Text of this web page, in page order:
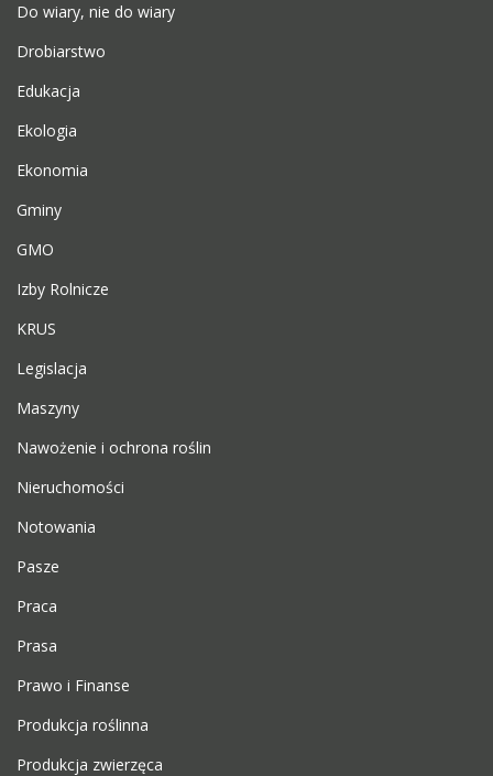
Do wiary, nie do wiary
Drobiarstwo
Edukacja
Ekologia
Ekonomia
Gminy
GMO
Izby Rolnicze
KRUS
Legislacja
Maszyny
Nawożenie i ochrona roślin
Nieruchomości
Notowania
Pasze
Praca
Prasa
Prawo i Finanse
Produkcja roślinna
Produkcja zwierzęca